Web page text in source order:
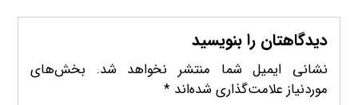
دیدگاهتان را بنویسید
نشانی ایمیل شما منتشر نخواهد شد. بخش‌های
موردنیاز علامت‌گذاری شده‌اند *